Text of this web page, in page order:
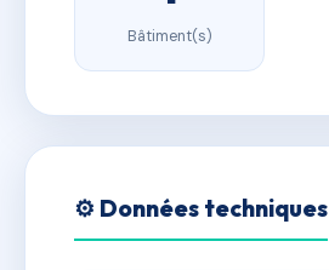
Bâtiment(s)
⚙️ Données techniques